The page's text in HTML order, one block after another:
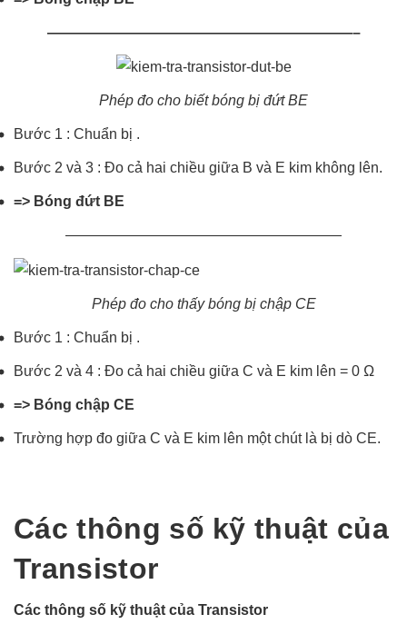
—————————————————————–
Phép đo cho biết bóng bị đứt BE
Bước 1 : Chuẩn bị .
Bước 2 và 3 : Đo cả hai chiều giữa B và E kim không lên.
=> Bóng đứt BE
———————————————————
Phép đo cho thấy bóng bị chập CE
Bước 1 : Chuẩn bị .
Bước 2 và 4 : Đo cả hai chiều giữa C và E kim lên = 0 Ω
=> Bóng chập CE
Trường hợp đo giữa C và E kim lên một chút là bị dò CE.
Các thông số kỹ thuật của
Transistor
Các thông số kỹ thuật của Transistor